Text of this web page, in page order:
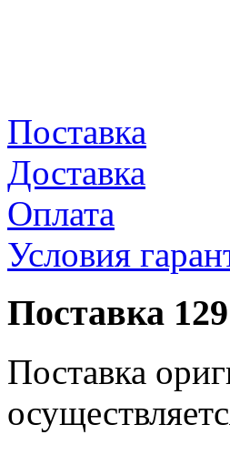
Поставка
Доставка
Оплата
Условия
Поставка
Поставка